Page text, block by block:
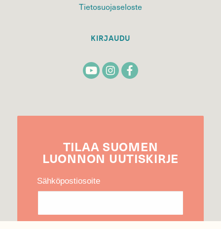
Tietosuojaseloste
KIRJAUDU
TILAA SUOMEN
LUONNON UUTIS­KIRJE
Sähköpostiosoite